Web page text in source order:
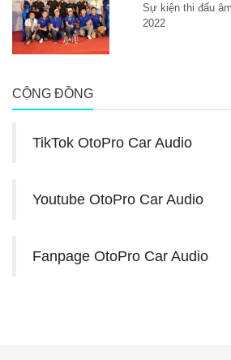
Sự kiện thi đấu
2022
CỘNG ĐỒNG
TikTok OtoPro Car Audio
Youtube OtoPro Car Audio
Fanpage OtoPro Car Audio